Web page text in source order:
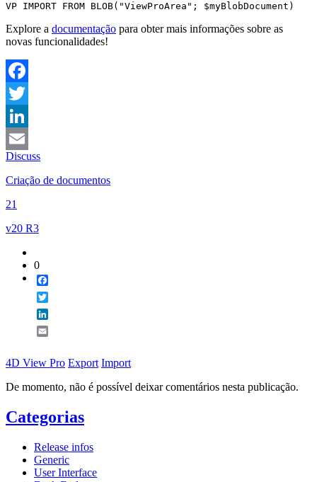
VP IMPORT FROM BLOB("ViewProArea"; $myBlobDocument)
Explore a documentação para obter mais informações sobre as
novas funcionalidades!
Facebook
Twitter
LinkedIn
Email
Discuss
Criação de documentos
21
v20 R3
0
4D View Pro Export Import
De momento, não é possível deixar comentários nesta publicação.
Categorias
Release infos
Generic
User Interface